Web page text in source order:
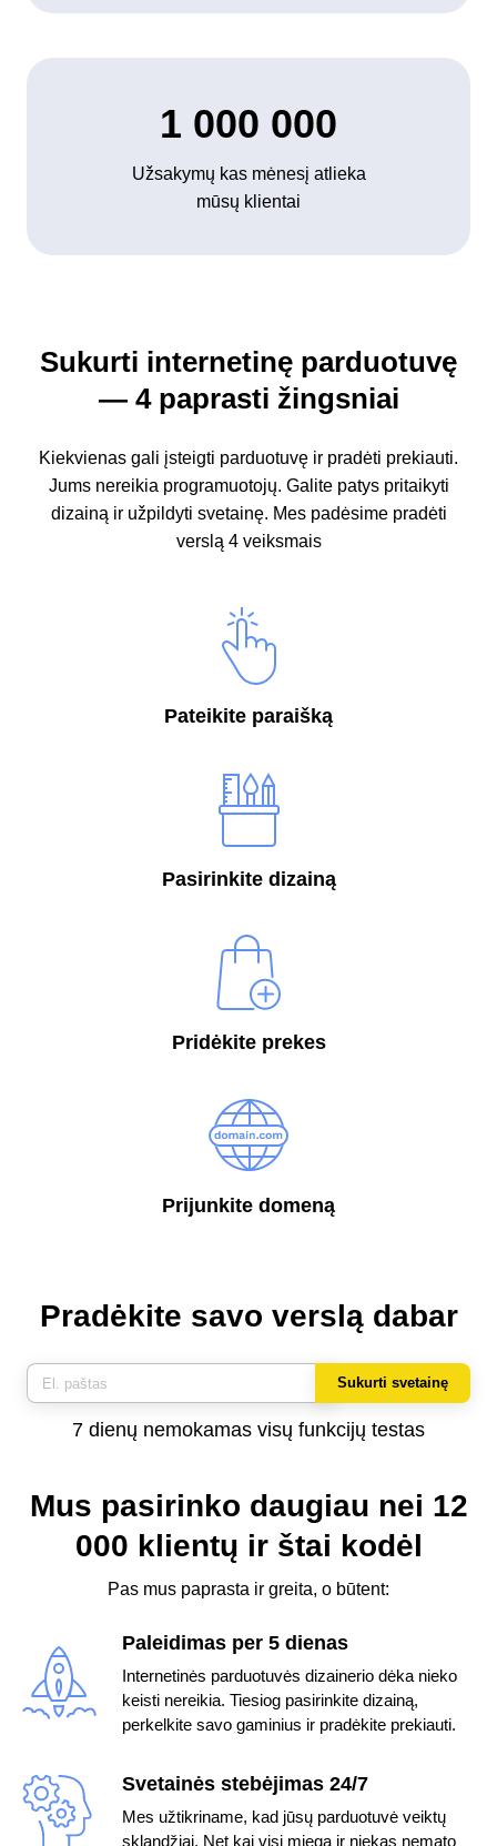
1 000 000
Užsakymų kas mėnesį atlieka
mūsų klientai
Sukurti internetinę parduotuvę
— 4 paprasti žingsniai
Kiekvienas gali įsteigti parduotuvę ir pradėti prekiauti.
Jums nereikia programuotojų. Galite patys pritaikyti
dizainą ir užpildyti svetainę. Mes padėsime pradėti
verslą 4 veiksmais
Pateikite paraišką
Pasirinkite dizainą
Pridėkite prekes
Prijunkite domeną
Pradėkite savo verslą dabar
Sukurti svetainę
7 dienų nemokamas visų funkcijų testas
Mus pasirinko daugiau nei 12
000 klientų ir štai kodėl
Pas mus paprasta ir greita, o būtent:
Paleidimas per 5 dienas
Internetinės parduotuvės dizainerio dėka nieko
keisti nereikia. Tiesiog pasirinkite dizainą,
perkelkite savo gaminius ir pradėkite prekiauti.
Svetainės stebėjimas 24/7
Mes užtikriname, kad jūsų parduotuvė veiktų
sklandžiai. Net kai visi miega ir niekas nemato